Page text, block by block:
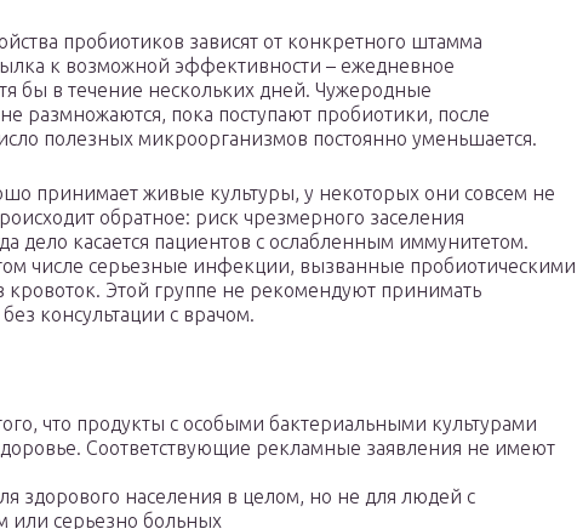
пробиотиков зависят от конкретного штамма
к возможной эффективности – ежедневное
бы в течение нескольких дней. Чужеродные
размножаются, пока поступают пробиотики, после
полезных микроорганизмов постоянно уменьшается.
принимает живые культуры, у некоторых они совсем не
обратное: риск чрезмерного заселения
дело касается пациентов с ослабленным иммунитетом.
числе серьезные инфекции, вызванные пробиотическими
Этой группе не рекомендуют принимать
консультации с врачом.
что продукты с особыми бактериальными культурами
Соответствующие рекламные заявления не имеют
здорового населения в целом, но не для людей с
или серьезно больных